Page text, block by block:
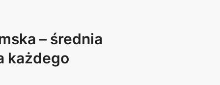
– średnia
każdego